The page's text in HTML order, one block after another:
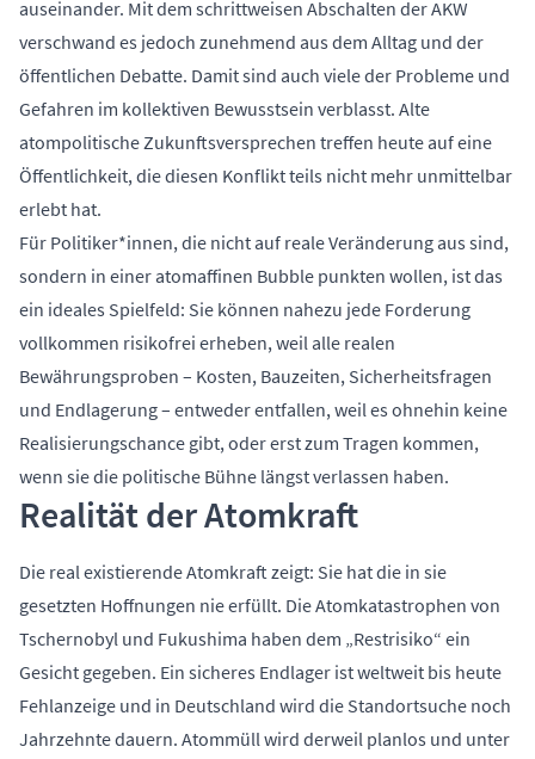
auseinander. Mit dem schrittweisen Abschalten der AKW
verschwand es jedoch zunehmend aus dem Alltag und der
öffentlichen Debatte. Damit sind auch viele der Probleme und
Gefahren im kollektiven Bewusstsein verblasst. Alte
atompolitische Zukunftsversprechen treffen heute auf eine
Öffentlichkeit, die diesen Konflikt teils nicht mehr unmittelbar
erlebt hat.
Für Politiker*innen, die nicht auf reale Veränderung aus sind,
sondern in einer atomaffinen Bubble punkten wollen, ist das
ein ideales Spielfeld: Sie können nahezu jede Forderung
vollkommen risikofrei erheben, weil alle realen
Bewährungsproben – Kosten, Bauzeiten, Sicherheitsfragen
und Endlagerung – entweder entfallen, weil es ohnehin keine
Realisierungschance gibt, oder erst zum Tragen kommen,
wenn sie die politische Bühne längst verlassen haben.
Realität der Atomkraft
Die real existierende Atomkraft zeigt: Sie hat die in sie
gesetzten Hoffnungen nie erfüllt. Die Atomkatastrophen von
Tschernobyl und Fukushima haben dem „Restrisiko“ ein
Gesicht gegeben. Ein sicheres Endlager ist weltweit bis heute
Fehlanzeige und in Deutschland wird die Standortsuche noch
Jahrzehnte dauern. Atommüll wird derweil planlos und unter